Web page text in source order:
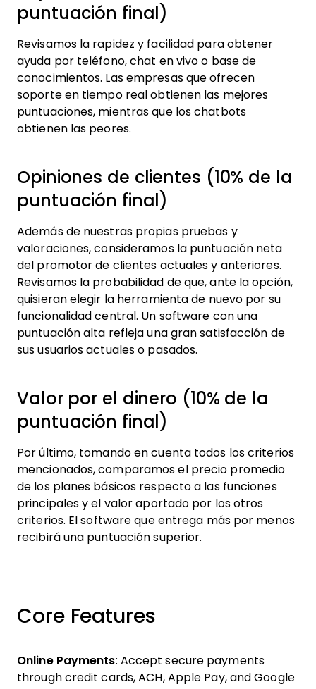
puntuación final)
Revisamos la rapidez y facilidad para obtener
ayuda por teléfono, chat en vivo o base de
conocimientos. Las empresas que ofrecen
soporte en tiempo real obtienen las mejores
puntuaciones, mientras que los chatbots
obtienen las peores.
Opiniones de clientes (10% de la
puntuación final)
Además de nuestras propias pruebas y
valoraciones, consideramos la puntuación neta
del promotor de clientes actuales y anteriores.
Revisamos la probabilidad de que, ante la opción,
quisieran elegir la herramienta de nuevo por su
funcionalidad central. Un software con una
puntuación alta refleja una gran satisfacción de
sus usuarios actuales o pasados.
Valor por el dinero (10% de la
puntuación final)
Por último, tomando en cuenta todos los criterios
mencionados, comparamos el precio promedio
de los planes básicos respecto a las funciones
principales y el valor aportado por los otros
criterios. El software que entrega más por menos
recibirá una puntuación superior.
Core Features
Online Payments: Accept secure payments
through credit cards, ACH, Apple Pay, and Google